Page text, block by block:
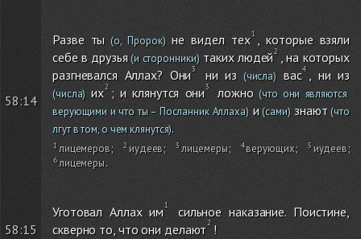
58:14
Разве ты (о, Пророк)не видел тех , которые взяли
себе в друзья(и сторонники)таких людей , на которых
разгневался Аллах? Они
ни из (числа) вас , ни из
(числа) их ; и клянутся они ложно(что они являются
верующими и что ты – Посланник Аллаха)и(сами)знают(что
лгут в том, о чем клянутся).
лицемеров; иудеев; лицемеры; верующих; иудеев;
лицемеры.
58:15
Уготовал Аллах им
сильное наказание. Поистине,
скверно то, что они делают !